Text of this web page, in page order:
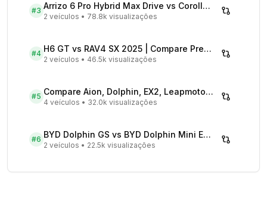
#3 Arrizo 6 Pro Hybrid Max Drive vs Corolla Cross XRX Hybrid - Comparativo Completo
2 veículos • 78.8k visualizações
#4 H6 GT vs RAV4 SX 2025 | Compare Preços
2 veículos • 46.5k visualizações
#5 Compare Aion, Dolphin, EX2, Leapmotor 2026 | Veículos Elétricos
4 veículos • 32.0k visualizações
#6 BYD Dolphin GS vs BYD Dolphin Mini EV - Comparativo Completo
2 veículos • 22.5k visualizações